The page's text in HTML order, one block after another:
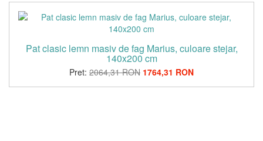
Pat clasic lemn masiv de fag Marius, culoare stejar,
140x200 cm
Pret: 2064,31 RON 1764,31 RON